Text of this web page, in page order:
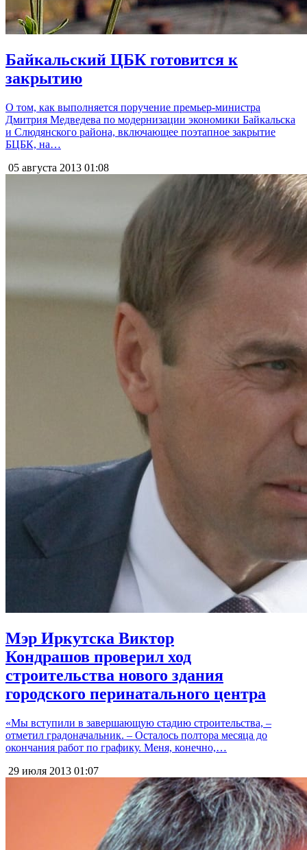
Байкальский ЦБК готовится к
закрытию
О том, как выполняется поручение премьер-министра
Дмитрия Медведева по модернизации экономики Байкальска
и Слюдянского района, включающее поэтапное закрытие
БЦБК, на…
05 августа 2013 01:08
Мэр Иркутска Виктор
Кондрашов проверил ход
строительства нового здания
городского перинатального центра
«Мы вступили в завершающую стадию строительства, –
отметил градоначальник. – Осталось полтора месяца до
окончания работ по графику. Меня, конечно,…
29 июля 2013 01:07